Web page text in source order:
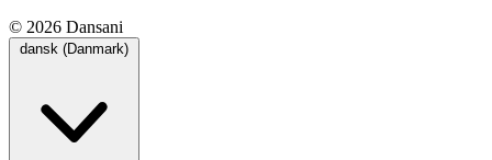
© 2026 Dansani
dansk (Danmark)